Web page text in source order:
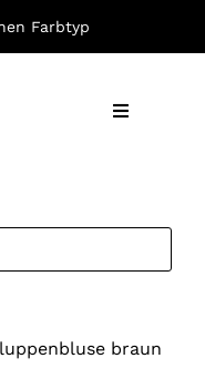
Farbtyp
Toggle
braun